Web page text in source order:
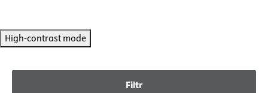
High-contrast mode
Filtr